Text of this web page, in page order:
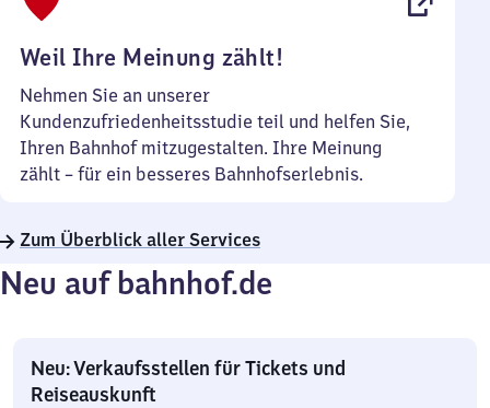
Weil Ihre Meinung zählt!
Nehmen Sie an unserer
Kundenzufriedenheitsstudie teil und helfen Sie,
Ihren Bahnhof mitzugestalten. Ihre Meinung
zählt – für ein besseres Bahnhofserlebnis.
Zum Überblick aller Services
Neu auf bahnhof.de
Neu: Verkaufsstellen für Tickets und
Reiseauskunft